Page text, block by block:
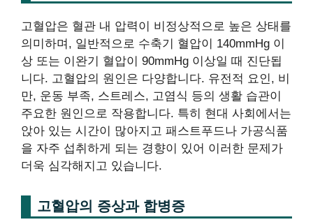
고혈압은 혈관 내 압력이 비정상적으로 높은 상태를
의미하며, 일반적으로 수축기 혈압이 140mmHg 이
상 또는 이완기 혈압이 90mmHg 이상일 때 진단됩
니다. 고혈압의 원인은 다양합니다. 유전적 요인, 비
만, 운동 부족, 스트레스, 고염식 등의 생활 습관이
주요한 원인으로 작용합니다. 특히 현대 사회에서는
앉아 있는 시간이 많아지고 패스트푸드나 가공식품
을 자주 섭취하게 되는 경향이 있어 이러한 문제가
더욱 심각해지고 있습니다.
고혈압의 증상과 합병증